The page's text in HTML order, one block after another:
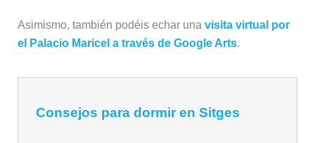
Asimismo, también podéis echar una visita virtual por
el Palacio Maricel a través de Google Arts.
Consejos para dormir en Sitges